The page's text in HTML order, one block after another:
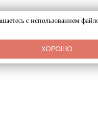
с использованием
ХОРОШО